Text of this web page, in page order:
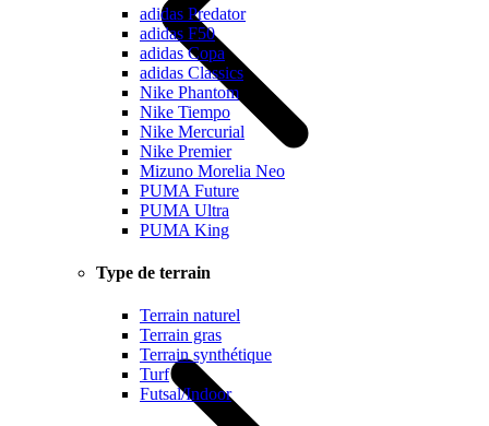
adidas Predator
adidas F50
adidas Copa
adidas Classics
Nike Phantom
Nike Tiempo
Nike Mercurial
Nike Premier
Mizuno Morelia Neo
PUMA Future
PUMA Ultra
PUMA King
Type de terrain
Terrain naturel
Terrain gras
Terrain synthétique
Turf
Futsal/Indoor